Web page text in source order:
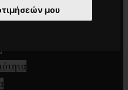
μου